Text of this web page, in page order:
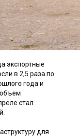
экспортные
в 2,5 раза по
года и
стал
для